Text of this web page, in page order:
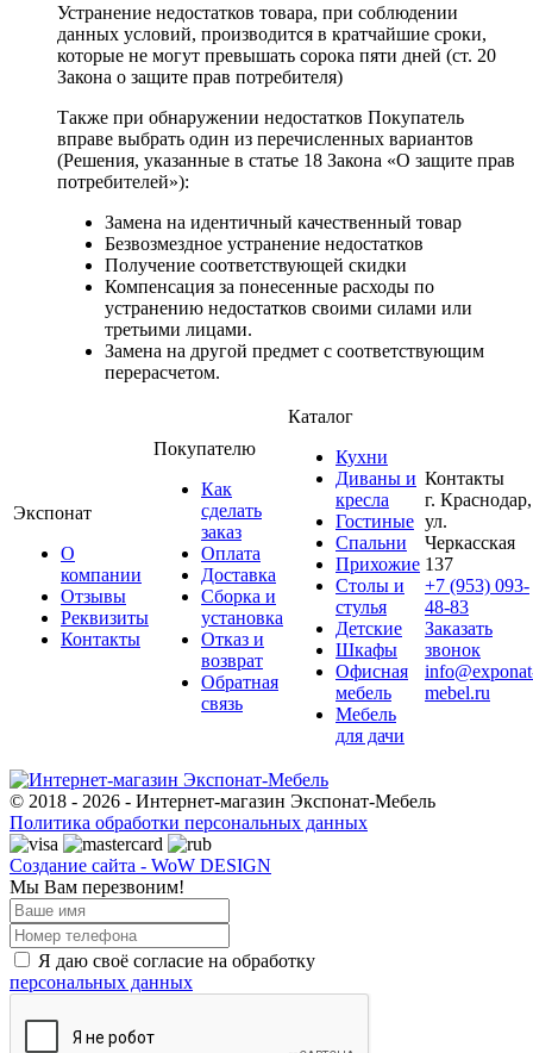
Устранение недостатков товара, при соблюдении
данных условий, производится в кратчайшие сроки,
которые не могут превышать сорока пяти дней (ст. 20
Закона о защите прав потребителя)
Также при обнаружении недостатков Покупатель
вправе выбрать один из перечисленных вариантов
(Решения, указанные в статье 18 Закона «О защите прав
потребителей»):
Замена на идентичный качественный товар
Безвозмездное устранение недостатков
Получение соответствующей скидки
Компенсация за понесенные расходы по
устранению недостатков своими силами или
третьими лицами.
Замена на другой предмет с соответствующим
перерасчетом.
Экспонат
О
компании
Отзывы
Реквизиты
Контакты
Покупателю
Как
сделать
заказ
Оплата
Доставка
Сборка и
установка
Отказ и
возврат
Обратная
связь
Каталог
Кухни
Диваны и
кресла
Гостиные
Спальни
Прихожие
Столы и
стулья
Детские
Шкафы
Офисная
мебель
Мебель
для дачи
Контакты
г. Краснодар,
ул.
Черкасская
137
+7 (953) 093-
48-83
Заказать
звонок
mebel.ru
© 2018 - 2026 - Интернет-магазин Экспонат-Мебель
Политика обработки персональных данных
Создание сайта - WoW DESIGN
Мы Вам перезвоним!
Я даю своё согласие на обработку
персональных данных